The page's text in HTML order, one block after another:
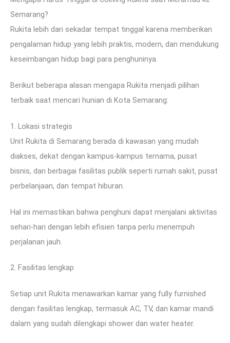
Semarang?
Rukita lebih dari sekadar tempat tinggal karena memberikan
pengalaman hidup yang lebih praktis, modern, dan mendukung
keseimbangan hidup bagi para penghuninya.
Berikut beberapa alasan mengapa Rukita menjadi pilihan
terbaik saat mencari hunian di Kota Semarang:
1. Lokasi strategis
Unit Rukita di Semarang berada di kawasan yang mudah
diakses, dekat dengan kampus-kampus ternama, pusat
bisnis, dan berbagai fasilitas publik seperti rumah sakit, pusat
perbelanjaan, dan tempat hiburan.
Hal ini memastikan bahwa penghuni dapat menjalani aktivitas
sehari-hari dengan lebih efisien tanpa perlu menempuh
perjalanan jauh.
2. Fasilitas lengkap
Setiap unit Rukita menawarkan kamar yang fully furnished
dengan fasilitas lengkap, termasuk AC, TV, dan kamar mandi
dalam yang sudah dilengkapi shower dan water heater.